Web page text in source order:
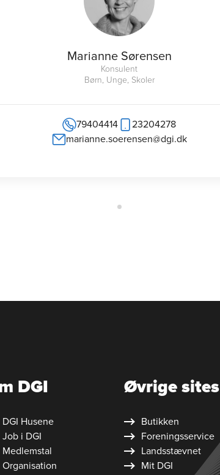
Marianne Sørensen
Konsulent
Børn, Unge, Skoler
79404414
23204278
marianne.soerensen@dgi.dk
DGI
DGI Husene
Job i DGI
Medlemstal
Organisation
Øvrige sites
Butikken
Foreningsservice
Landsstævnet
Mit DGI